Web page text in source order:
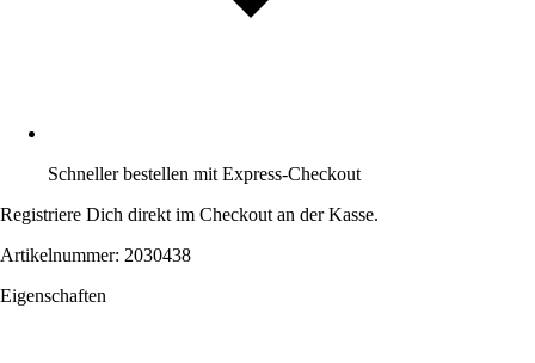
Schneller bestellen mit Express-Checkout
Registriere Dich direkt im Checkout an der Kasse.
Artikelnummer: 2030438
Eigenschaften